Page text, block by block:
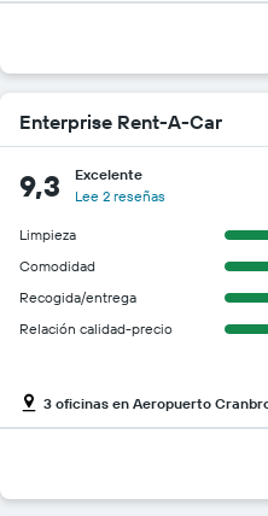
Enterprise Rent-A-Car
9,3
Excelente
Lee 2 reseñas
Limpieza
Comodidad
Recogida/entrega
Relación calidad-precio
3 oficinas en Aeropuerto